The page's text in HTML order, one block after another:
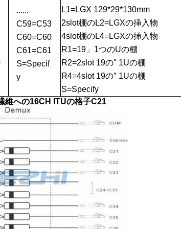
......
C59=C53
C60=C60
C61=C61
S=Specif
y
L1=LGX 129*29*130mm
2slot棚のL2=LGXの挿入物
4slot棚のL4=LGXの挿入物
R1=19」1つのUの棚
R2=2slot 19の″ 1Uの棚
R4=4slot 19の″ 1Uの棚
S=Specify
維への16CH ITUの格子C21